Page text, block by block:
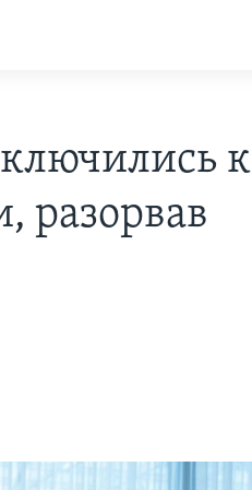
к
разорвав